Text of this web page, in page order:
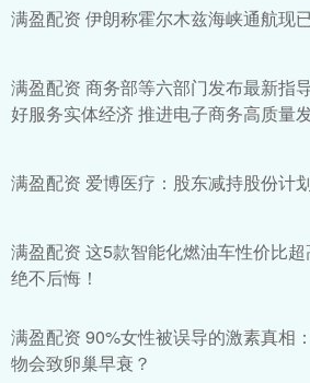
满盈配资 伊朗称霍尔木兹海峡通航现
满盈配资 商务部等六部门发布最新指
好服务实体经济 推进电子商务高质量
满盈配资 爱博医疗：股东减持股份计
满盈配资 这5款智能化燃油车性价比超
绝不后悔！
满盈配资 90%女性被误导的激素真相
物会致卵巢早衰？